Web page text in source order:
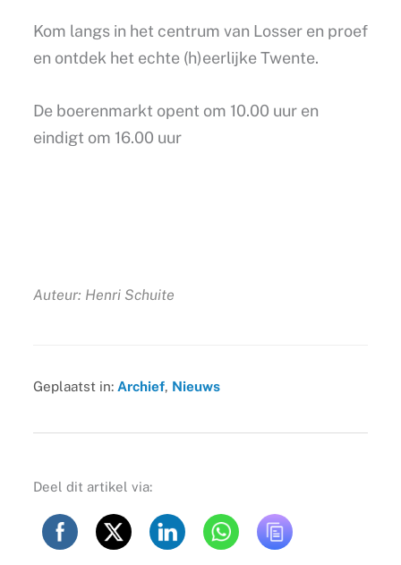
Kom langs in het centrum van Losser en proef
en ontdek het echte (h)eerlijke Twente.
De boerenmarkt opent om 10.00 uur en
eindigt om 16.00 uur
Auteur: Henri Schuite
Geplaatst in: Archief, Nieuws
Deel dit artikel via: